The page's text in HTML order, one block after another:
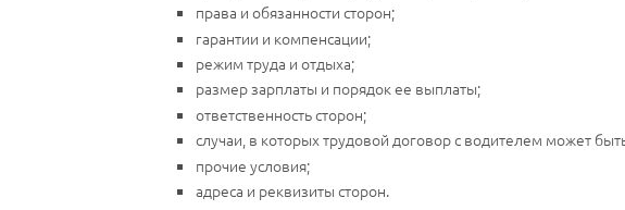
права и обязанности сторон;
гарантии и компенсации;
режим труда и отдыха;
размер зарплаты и порядок ее выплаты;
ответственность сторон;
случаи, в которых трудовой договор с водителем может
прочие условия;
адреса и реквизиты сторон.